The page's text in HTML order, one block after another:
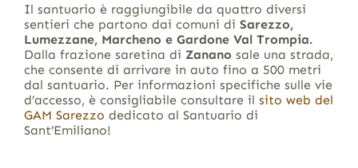
Il santuario è raggiungibile da quattro diversi
sentieri che partono dai comuni di Sarezzo,
Lumezzane, Marcheno e Gardone Val Trompia.
Dalla frazione saretina di Zanano sale una strada,
che consente di arrivare in auto fino a 500 metri
dal santuario. Per informazioni specifiche sulle vie
d’accesso, è consigliabile consultare il sito web del
GAM Sarezzo dedicato al Santuario di
Sant’Emiliano!